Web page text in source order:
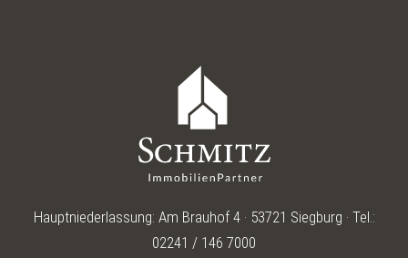
Hauptniederlassung: Am Brauhof 4 · 53721 Siegburg · Tel.:
02241 / 146 7000